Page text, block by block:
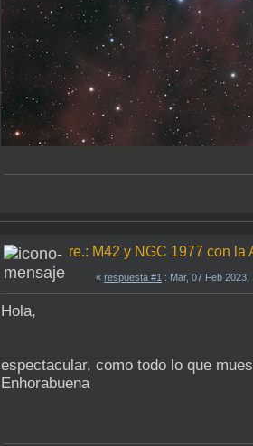
re.: M42 y NGC 1977 con la
« respuesta #1 : Mar, 07 Feb 2023,
Hola,
espectacular, como todo lo que
Enhorabuena